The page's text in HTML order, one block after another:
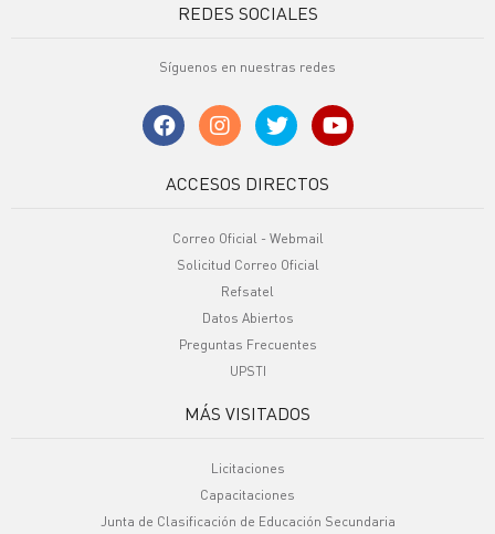
REDES SOCIALES
Síguenos en nuestras redes
ACCESOS DIRECTOS
Correo Oficial - Webmail
Solicitud Correo Oficial
Refsatel
Datos Abiertos
Preguntas Frecuentes
UPSTI
MÁS VISITADOS
Licitaciones
Capacitaciones
Junta de Clasificación de Educación Secundaria